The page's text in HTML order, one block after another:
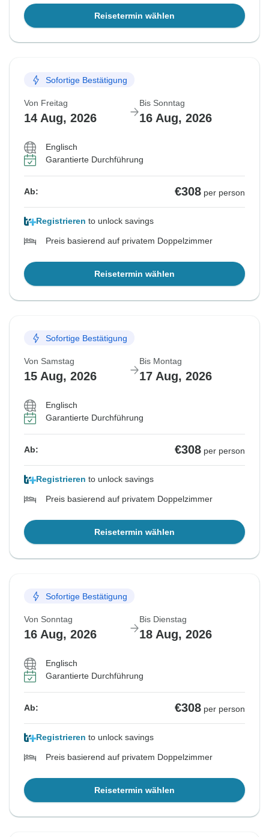
Reisetermin wählen
Sofortige Bestätigung
Von Freitag
14 Aug, 2026
Bis Sonntag
16 Aug, 2026
Englisch
Garantierte Durchführung
Ab: €308 per person
Registrieren to unlock savings
Preis basierend auf privatem Doppelzimmer
Reisetermin wählen
Sofortige Bestätigung
Von Samstag
15 Aug, 2026
Bis Montag
17 Aug, 2026
Englisch
Garantierte Durchführung
Ab: €308 per person
Registrieren to unlock savings
Preis basierend auf privatem Doppelzimmer
Reisetermin wählen
Sofortige Bestätigung
Von Sonntag
16 Aug, 2026
Bis Dienstag
18 Aug, 2026
Englisch
Garantierte Durchführung
Ab: €308 per person
Registrieren to unlock savings
Preis basierend auf privatem Doppelzimmer
Reisetermin wählen